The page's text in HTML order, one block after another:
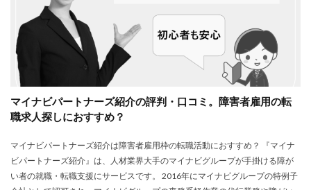
マイナビパートナーズ紹介の評判・口コミ。障害者雇用の転
職求人探しにおすすめ？
マイナビパートナーズ紹介は障害者雇用枠の転職活動におすすめ？ 『マイナ
ビパートナーズ紹介』は、人材業界大手のマイナビグループが手掛ける障が
い者の就職・転職支援にサービスです。 2016年にマイナビグループの特例子